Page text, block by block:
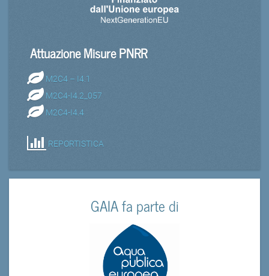
Attuazione Misure PNRR
M2C4 – I4.1
M2C4-I4.2_057
M2C4-I4.4
REPORTISTICA
GAIA fa parte di